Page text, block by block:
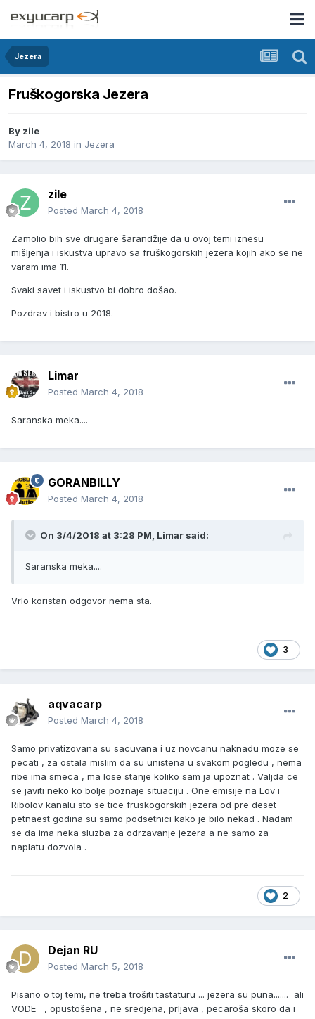
Jezera
Fruškogorska Jezera
By zile
March 4, 2018 in Jezera
zile
Posted March 4, 2018
Zamolio bih sve drugare šarandžije da u ovoj temi iznesu
mišljenja i iskustva upravo sa fruškogorskih jezera kojih ako se ne
varam ima 11.
Svaki savet i iskustvo bi dobro došao.
Pozdrav i bistro u 2018.
Limar
Posted March 4, 2018
Saranska meka....
GORANBILLY
Posted March 4, 2018
On 3/4/2018 at 3:28 PM, Limar said:
Saranska meka....
Vrlo koristan odgovor nema sta.
3
aqvacarp
Posted March 4, 2018
Samo privatizovana su sacuvana i uz novcanu naknadu moze se
pecati , za ostala mislim da su unistena u svakom pogledu , nema
ribe ima smeca , ma lose stanje koliko sam ja upoznat . Valjda ce
se javiti neko ko bolje poznaje situaciju . One emisije na Lov i
Ribolov kanalu sto se tice fruskogorskih jezera od pre deset
petnaest godina su samo podsetnici kako je bilo nekad . Nadam
se da ima neka sluzba za odrzavanje jezera a ne samo za
naplatu dozvola .
2
Dejan RU
Posted March 5, 2018
Pisano o toj temi, ne treba trošiti tastaturu ... jezera su puna....... ali
VODE , opustošena , ne sredjena, prljava , pecaroša skoro da i